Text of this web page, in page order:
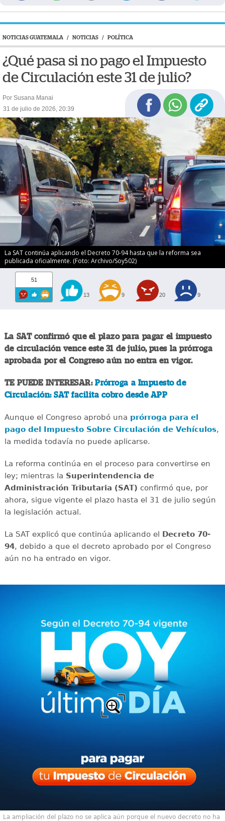
NOTICIAS GUATEMALA / NOTICIAS / POLÍTICA
¿Qué pasa si no pago el Impuesto
de Circulación este 31 de julio?
Por Susana Manai
31 de julio de 2026, 20:39
La SAT continúa aplicando el Decreto 70-94 hasta que la reforma sea
publicada oficialmente. (Foto: Archivo/Soy502)
51
13 9 20 9
La SAT confirmó que el plazo para pagar el impuesto
de circulación vence este 31 de julio, pues la prórroga
aprobada por el Congreso aún no entra en vigor.
TE PUEDE INTERESAR:Prórroga a Impuesto de
Circulación: SAT facilita cobro desde APP
Aunque el Congreso aprobó una prórroga para el
pago del Impuesto Sobre Circulación de Vehículos,
la medida todavía no puede aplicarse.
La reforma continúa en el proceso para convertirse en
ley; mientras la Superintendencia de
Administración Tributaria (SAT) confirmó que, por
ahora, sigue vigente el plazo hasta el 31 de julio según
la legislación actual.
La SAT explicó que continúa aplicando el Decreto 70-
94, debido a que el decreto aprobado por el Congreso
aún no ha entrado en vigor.
La ampliación del plazo no se aplica aún porque el nuevo decreto no ha